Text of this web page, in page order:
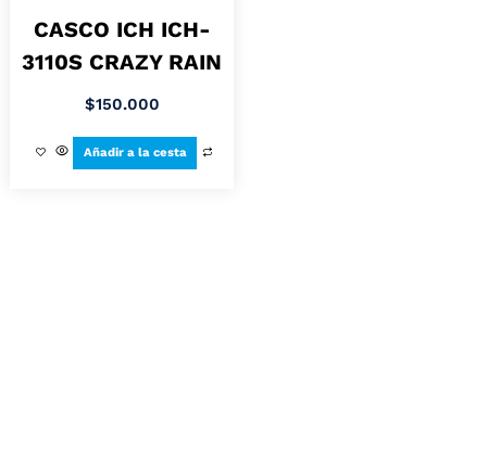
CASCO ICH ICH-
3110S CRAZY RAIN
$150.000
Añadir a la cesta